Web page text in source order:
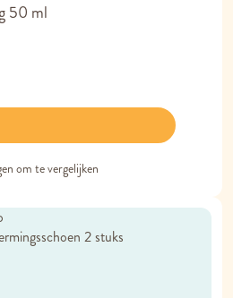
50 ml
om te vergelijken